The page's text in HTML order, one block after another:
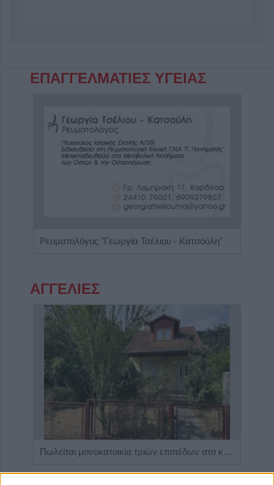
ΕΠΑΓΓΕΛΜΑΤΙΕΣ ΥΓΕΙΑΣ
Ρευματολόγος "Γεωργία Τσέλιου - Κατσούλη"
ΑΓΓΕΛΙΕΣ
Πωλείται μονοκατοικία τριών επιπέδων στο καταπράσινο Πευκόφυτο Καρδίτσας